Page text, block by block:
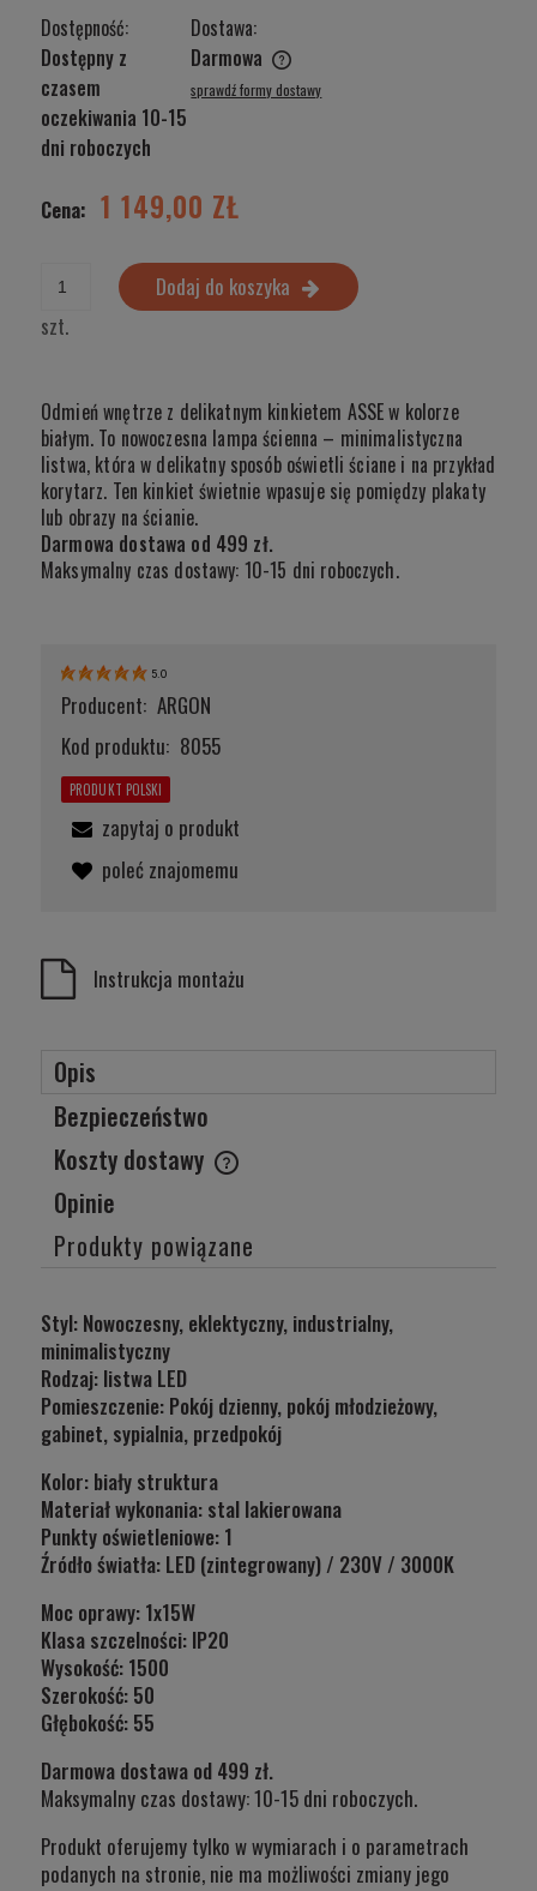
Dostępność:
Dostępny z
czasem
oczekiwania 10-15
dni roboczych
Dostawa:
Darmowa
Cena nie zawiera ewentualnych kosztów płatności
sprawdź formy dostawy
Cena: 1 149,00 ZŁ
szt.
Dodaj do koszyka
Odmień wnętrze z delikatnym kinkietem ASSE w kolorze
białym. To nowoczesna lampa ścienna – minimalistyczna
listwa, która w delikatny sposób oświetli ściane i na przykład
korytarz. Ten kinkiet świetnie wpasuje się pomiędzy plakaty
lub obrazy na ścianie.
Darmowa dostawa od 499 zł.
Maksymalny czas dostawy: 10-15 dni roboczych.
5.0
Producent: ARGON
Kod produktu: 8055
PRODUKT POLSKI
zapytaj o produkt
poleć znajomemu
Instrukcja montażu
Opis
Bezpieczeństwo
Koszty dostawy
Cena nie zawiera ewentualnych kosztów płatności
Opinie
Produkty powiązane
Styl: Nowoczesny, eklektyczny, industrialny,
minimalistyczny
Rodzaj: listwa LED
Pomieszczenie: Pokój dzienny, pokój młodzieżowy,
gabinet, sypialnia, przedpokój
Kolor: biały struktura
Materiał wykonania: stal lakierowana
Punkty oświetleniowe: 1
Źródło światła: LED (zintegrowany) / 230V / 3000K
Moc oprawy: 1x15W
Klasa szczelności: IP20
Wysokość: 1500
Szerokość: 50
Głębokość: 55
Darmowa dostawa od 499 zł.
Maksymalny czas dostawy: 10-15 dni roboczych.
Produkt oferujemy tylko w wymiarach i o parametrach
podanych na stronie, nie ma możliwości zmiany jego